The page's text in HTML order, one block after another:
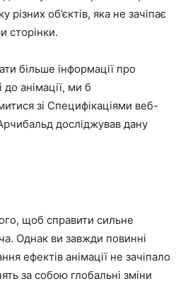
об’єктів, яка не зачіпає
сторінки.
більше інформації про
анімації, ми б
зі Специфікаціями веб-
досліджував дану
щоб справити сильне
Однак ви завжди повинні
ефектів анімації не зачіпало
за собою глобальні зміни